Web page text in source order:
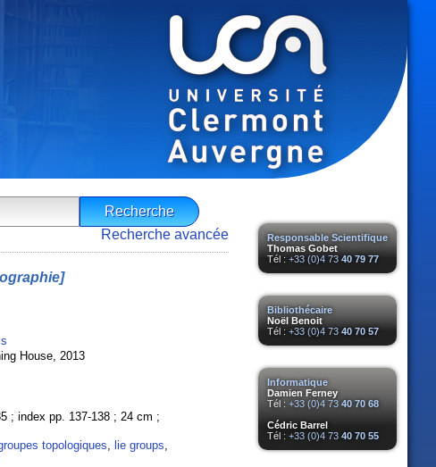
Responsable Scientifique
Thomas Gobet
Tél : +33 (0)4 73 40 79 77
Bibliothécaire
Noël Benoit
Tél : +33 (0)4 73 40 70 57
Informatique
Damien Ferney
Tél : +33 (0)4 73 40 70 68
Cédric Barrel
Tél : +33 (0)4 73 40 70 55
Recherche avancée
House, 2013
; index pp. 137-138 ; 24 cm ;
topologiques, lie groups,